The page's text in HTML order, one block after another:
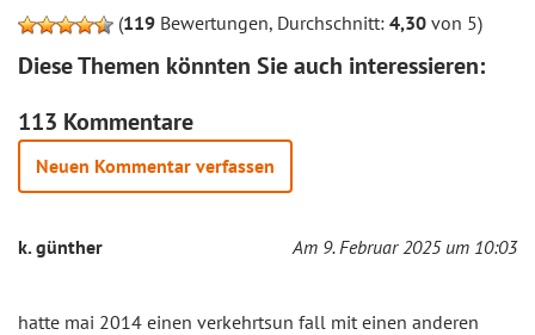
(119 Bewertungen, Durchschnitt: 4,30 von 5)
Diese Themen könnten Sie auch interessieren:
113 Kommentare
Neuen Kommentar verfassen
k. günther Am 9. Februar 2025 um 10:03
hatte mai 2014 einen verkehrtsun fall mit einen anderen